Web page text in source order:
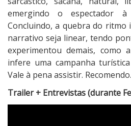
emergindo o espectador
Concluindo, a quebra do ritmo
narrativo seja linear, tendo
experimentou demais, como
infere uma campanha
Vale à pena assistir. Recomendo.
Trailer + Entrevistas (durante